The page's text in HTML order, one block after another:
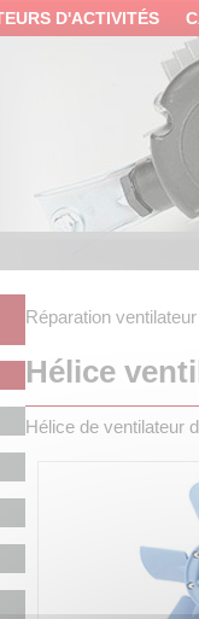
D'ACTIVITÉS
Réparation ventilateur
Hélice
Hélice de ventilateur